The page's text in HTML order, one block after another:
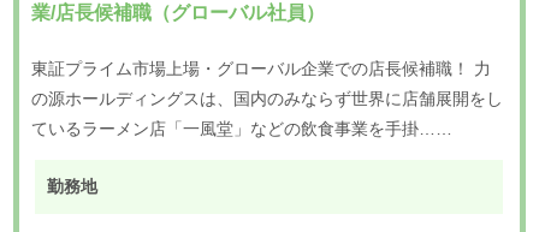
業/店長候補職（グローバル社員）
東証プライム市場上場・グローバル企業での店長候補職！ 力
の源ホールディングスは、国内のみならず世界に店舗展開をし
ているラーメン店「一風堂」などの飲食事業を手掛……
勤務地